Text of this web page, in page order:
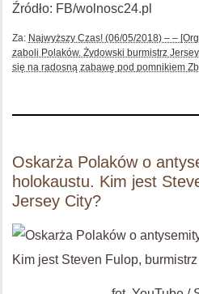
Źródło: FB/wolnosc24.pl
Za: Najwyższy Czas! (06/05/2018) – –
zaboli Polaków. Żydowski burmistrz
się na radosną zabawę pod pomnikiem
Oskarża Polaków o
holokaustu. Kim jest
Jersey City?